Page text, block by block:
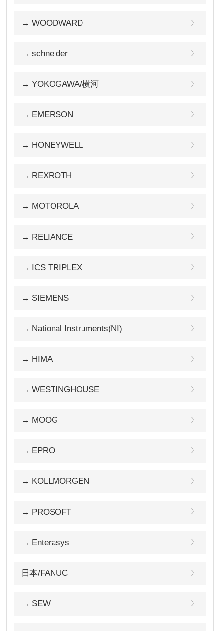
→ WOODWARD
→ schneider
→ YOKOGAWA/横河
→ EMERSON
→ HONEYWELL
→ REXROTH
→ MOTOROLA
→ RELIANCE
→ ICS TRIPLEX
→ SIEMENS
→ National Instruments(NI)
→ HIMA
→ WESTINGHOUSE
→ MOOG
→ EPRO
→ KOLLMORGEN
→ PROSOFT
→ Enterasys
日本/FANUC
→ SEW